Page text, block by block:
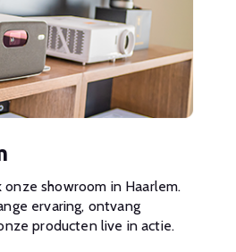
showroom in Haarlem.
ervaring, ontvang
producten live in actie.